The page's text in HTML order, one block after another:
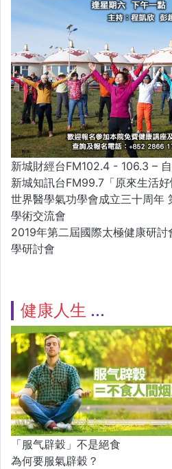
新城財經台FM102.4 - 106.3 –
新城知訊台FM99.7「原來生活
世界醫學氣功學會成立三十周年
學術交流會
2019年第二屆國際太極健康研
學研討會
健康人生
「服气辟穀」不是絕食
為何要服氣辟穀？